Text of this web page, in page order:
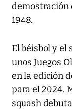
demostración
1948.
El béisbol y el
unos Juegos
en la edición
para el 2024.
squash